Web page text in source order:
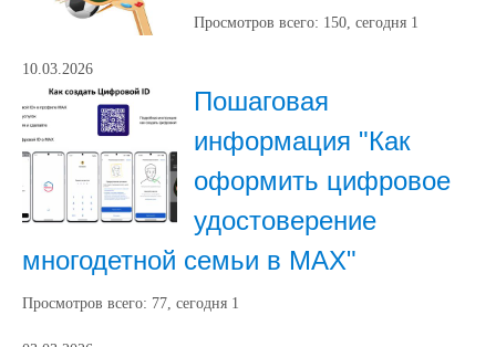
Просмотров всего: 150, сегодня 1
10.03.2026
Пошаговая
информация "Как
оформить цифровое
удостоверение
многодетной семьи в MAX"
Просмотров всего: 77, сегодня 1